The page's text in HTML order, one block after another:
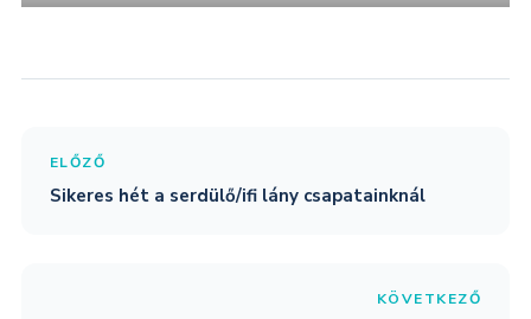
ELŐZŐ
Sikeres hét a serdülő/ifi lány csapatainknál
KÖVETKEZŐ